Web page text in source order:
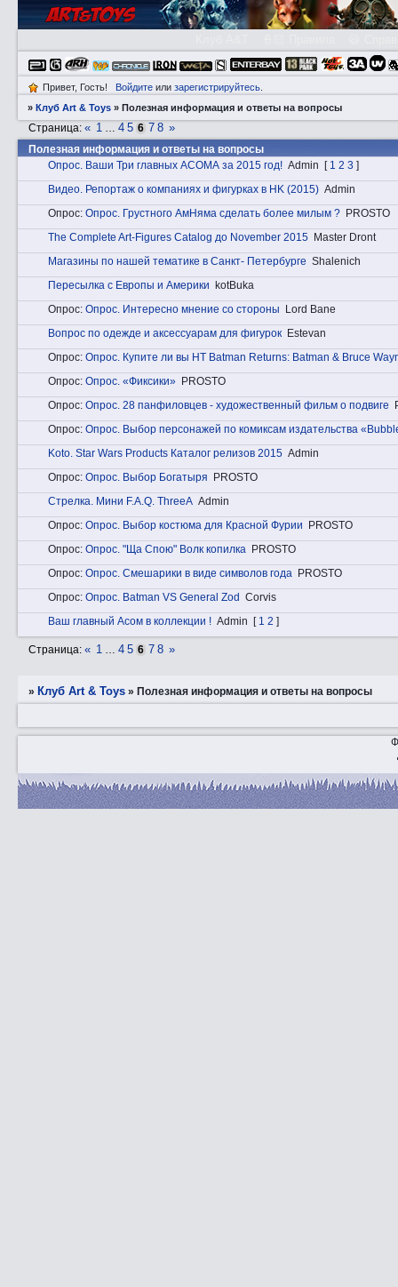
Привет, Гость! Войдитеили зарегистрируйтесь.
»Клуб Art & Toys »Полезная информация и ответы на вопросы
Полезная информация и ответы на вопросы
Страница:« 1 … 4 5 6 7 8 »
Опроc. Ваши Три главных АСОМА за 2015 год! Admin [ 1 2 3 ]
Видeо. Репортаж о компаниях и фигурках в HK (2015) Admin
Опрос: Опроc. Грустного АмНяма сделать более милым ? PROSTO
The Complete Art-Figures Catalog до November 2015 Master Dront
Магазины по нашей тематике в Санкт- Петербурге Shalenich
Пересылка с Европы и Америки
kotBuka
Опрос: Опроc. Интересно мнение со стороны
Lord Bane
Вопрос по одежде и аксессуарам для фигурок Estevan
Опрос: Опроc. Купите ли вы HT Batman Returns: Batman & Bruce
Опрос: Опроc. «Фиксики» PROSTO
Опрос: Опроc. 28 панфиловцев - художественный фильм о подвиге
Опрос: Опроc. Выбор персонажей по комиксам издательства
Kotо. Star Wars Products Каталог релизов 2015 Admin
Опрос: Опроc. Выбор Богатыря
PROSTO
Стрeлкa. Мини F.A.Q. ThreeA Admin
Опрос: Опроc. Выбор костюма для Красной Фурии
PROSTO
Опрос: Опроc. "Ща Спою" Волк копилка PROSTO
Опрос: Опроc. Смешарики в виде символов года PROSTO
Опрос: Опроc. Batman VS General Zod Corvis
Ваш главный Асом в коллекции ! Admin [ 1 2 ]
Страница:« 1 … 4 5 6 7 8 »
» Клуб Art & Toys »Полезная информация и ответы на вопросы